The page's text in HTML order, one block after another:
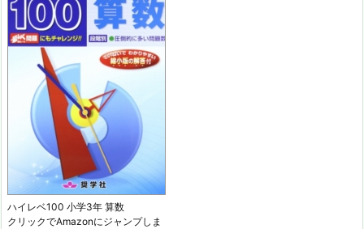
ハイレベ100 小学3年 算数
クリックでAmazonにジャンプしま